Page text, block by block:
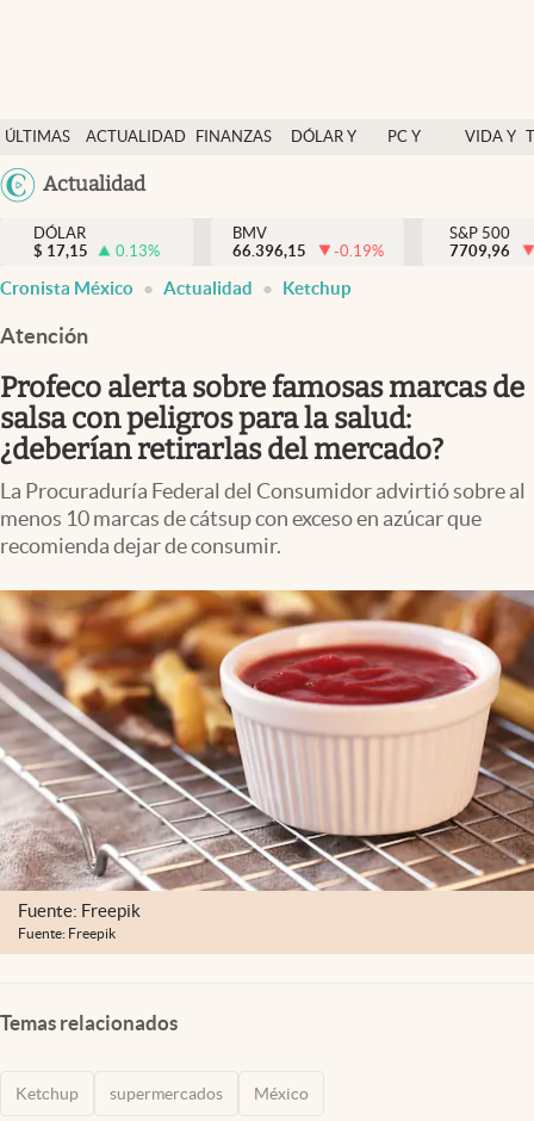
ÚLTIMAS
NOTICIAS
ACTUALIDAD
FINANZAS
DÓLAR Y
PC Y
VIDA Y
México
Actualidad
Actualidad
Finanzas y economía
Dólar y mercados
Pc y celular
Vida y estilo
Tv
Clima
Espiritualidad
Mediakit
abre en nueva pestaña
México
DÓLAR
$ 17,15 0.13%
BMV
66.396,15
-0.19%
S&P 500
7709,96
Cronista México Actualidad Ketchup
Atención
Profeco alerta sobre famosas marcas de
salsa con peligros para la salud:
¿deberían retirarlas del mercado?
La Procuraduría Federal del Consumidor advirtió sobre al
menos 10 marcas de cátsup con exceso en azúcar que
recomienda dejar de consumir.
Fuente: Freepik
Fuente: Freepik
Temas relacionados
Ketchup supermercados México